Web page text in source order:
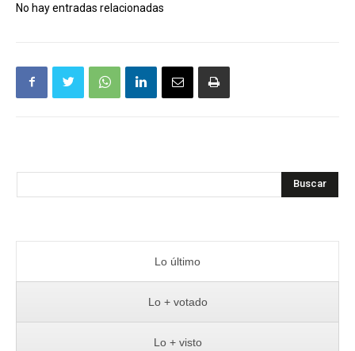
No hay entradas relacionadas
Buscar
Lo último
Lo + votado
Lo + visto